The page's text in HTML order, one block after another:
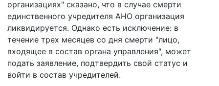
организациях" сказано, что в случае смерти
единственного учредителя АНО организация
ликвидируется. Однако есть исключение: в
течение трех месяцев со дня смерти "лицо,
входящее в состав органа управления", может
подать заявление, подтвердить свой статус и
войти в состав учредителей.